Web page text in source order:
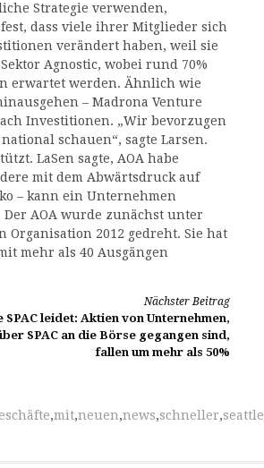
Strategie verwenden,
dass viele ihrer Mitglieder sich
verändert haben, weil sie
Agnostic, wobei rund 70%
erwartet werden. Ähnlich wie
– Madrona Venture
Investitionen. „Wir bevorzugen
schauen“, sagte Larsen.
LaSen sagte, AOA habe
mit dem Abwärtsdruck auf
– kann ein Unternehmen
AOA wurde zunächst unter
Organisation 2012 gedreht. Sie hat
mehr als 40 Ausgängen
Nächster Beitrag
SPAC leidet: Aktien von Unternehmen,
SPAC an die Börse gegangen sind,
fallen um mehr als 50%
,mit,neuen,news,schneller,seattle